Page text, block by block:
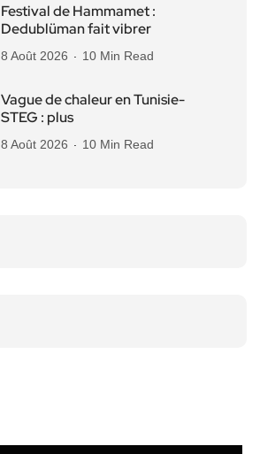
Festival de Hammamet :
Dedublüman fait vibrer
8 Août 2026 10 Min Read
Vague de chaleur en Tunisie-
STEG : plus
8 Août 2026 10 Min Read